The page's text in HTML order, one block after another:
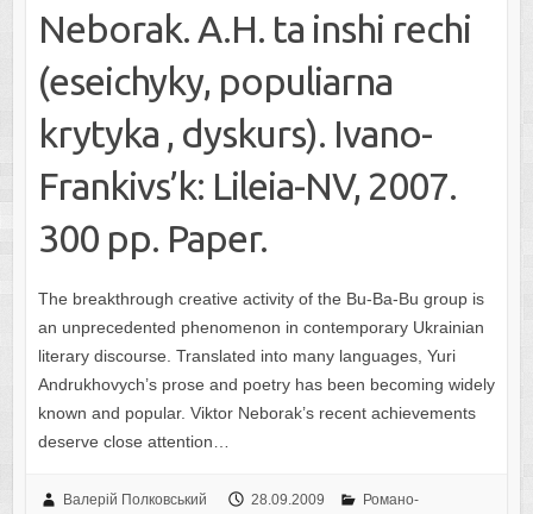
Neborak. A.H. ta inshi rechi
(eseichyky, populiarna
krytyka , dyskurs). Ivano-
Frankivs’k: Lileia-NV, 2007.
300 pp. Paper.
The breakthrough creative activity of the Bu-Ba-Bu group is
an unprecedented phenomenon in contemporary Ukrainian
literary discourse. Translated into many languages, Yuri
Andrukhovych’s prose and poetry has been becoming widely
known and popular. Viktor Neborak’s recent achievements
deserve close attention…
Валерій Полковський 28.09.2009
Романо-